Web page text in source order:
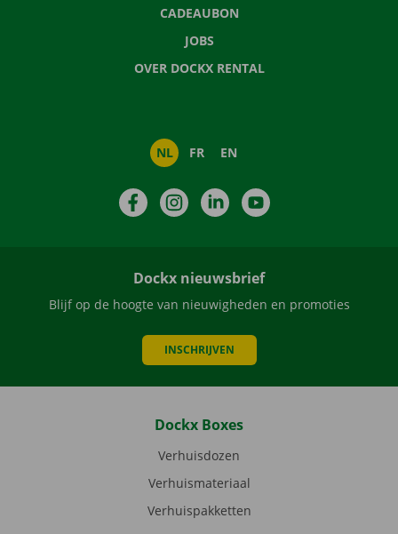
CADEAUBON
JOBS
OVER DOCKX RENTAL
NL FR EN
FacebookInstagramLinkedIn
Dockx nieuwsbrief
Blijf op de hoogte van nieuwigheden en promoties
INSCHRIJVEN
Dockx Boxes
Verhuisdozen
Verhuismateriaal
Verhuispakketten